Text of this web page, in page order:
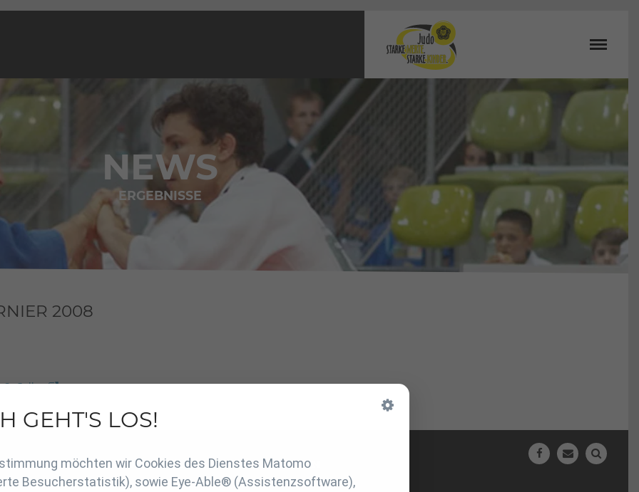
NEWS
ERGEBNISSE
2008
St.Gallen .
INTERN SUCHE COOKIE-EINSTELLUNGEN
GEHT'S LOS!
möchten wir Cookies des Dienstes Matomo
Besucherstatistik), sowie Eye-Able® (Assistenzsoftware),